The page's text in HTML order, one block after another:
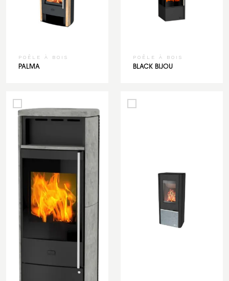
POÊLE À BOIS
PALMA
POÊLE À BOIS
BLACK BIJOU